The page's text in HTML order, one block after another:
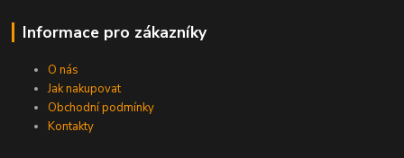
Informace pro zákazníky
O nás
Jak nakupovat
Obchodní podmínky
Kontakty